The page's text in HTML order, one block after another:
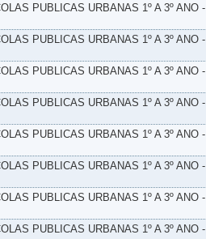
PUBLICAS URBANAS 1º A 3º ANO -
PUBLICAS URBANAS 1º A 3º ANO -
PUBLICAS URBANAS 1º A 3º ANO -
PUBLICAS URBANAS 1º A 3º ANO -
PUBLICAS URBANAS 1º A 3º ANO -
PUBLICAS URBANAS 1º A 3º ANO -
PUBLICAS URBANAS 1º A 3º ANO -
PUBLICAS URBANAS 1º A 3º ANO -